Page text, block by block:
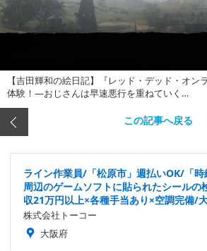
【吉田輝和の絵日記】『レッド・デッド・オン
体験！―おじさんは早速悪行を重ねていく…
この記事へ戻る
ライン作業員/「松原市」週払いOK/「
周辺のゲームソフトに貼られたシールの
収21万円以上×各種手当あり×空調完備/
株式会社トーコー
大阪府